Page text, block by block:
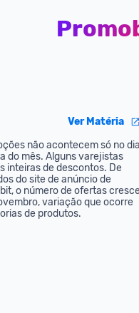
Ver Matéria
não acontecem só no
do mês. Alguns varejistas
inteiras de descontos. De
do site de anúncio de
o número de ofertas
variação que ocorre
de produtos.